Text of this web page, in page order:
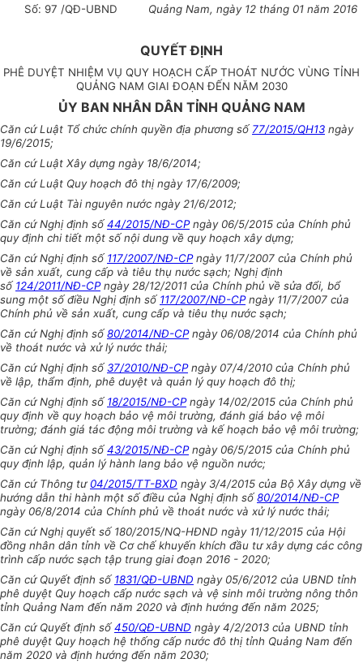
Số: 97 /QĐ-UBND
Quảng Nam, ngày 12 tháng 01 năm 2016
QUYẾT ĐỊNH
PHÊ DUYỆT NHIỆM VỤ QUY HOẠCH CẤP THOÁT NƯỚC VÙNG TỈNH
QUẢNG NAM GIAI ĐOẠN ĐẾN NĂM 2030
ỦY BAN NHÂN DÂN TỈNH QUẢNG NAM
Căn cứ Luật Tổ chức chính quyền địa phương số 77/2015/QH13 ngày
19/6/2015;
Căn cứ Luật Xây dựng ngày 18/6/2014;
Căn cứ Luật Quy hoạch đô thị ngày 17/6/2009;
Căn cứ Luật Tài nguyên nước ngày 21/6/2012;
Căn cứ Nghị định số44/2015/NĐ-CPngày 06/5/2015 của Chính phủ
quy định chi tiết một số nội dung về quy hoạch xây dựng;
Căn cứ Nghị định số 117/2007/NĐ-CPngày 11/7/2007 của Chính phủ
về sản xuất, cung cấp và tiêu thụ nước sạch; Nghị định
số 124/2011/NĐ-CPngày 28/12/2011 của Chính phủ về sửa đổi, bổ
sung một số điều Nghị định số 117/2007/NĐ-CPngày 11/7/2007 của
Chính phủ về sản xuất, cung cấp và tiêu thụ nước sạch;
Căn cứ Nghị định số80/2014/NĐ-CPngày 06/08/2014 của Chính phủ
về thoát nước và xử lý nước thải;
Căn cứ Nghị định số37/2010/NĐ-CPngày 07/4/2010 của Chính phủ
về lập, thẩm định, phê duyệt và quản lý quy hoạch đô thị;
Căn cứ Nghị định số 18/2015/NĐ-CPngày 14/02/2015 của Chính phủ
quy định về quy hoạch bảo vệ môi trường, đánh giá bảo vệ môi
trường; đánh giá tác động môi trường và kế hoạch bảo vệ môi trường;
Căn cứ Nghị định số43/2015/NĐ-CPngày 06/5/2015 của Chính phủ
quy định lập, quản lý hành lang bảo vệ nguồn nước;
Căn cứ Thông tư 04/2015/TT-BXD ngày 3/4/2015 của Bộ Xây dựng về
hướng dẫn thi hành một số điều của Nghị định số80/2014/NĐ-CP
ngày 06/8/2014 của Chính phủ về thoát nước và xử lý nước thải;
Căn cứ Nghị quyết số 180/2015/NQ-HĐND ngày 11/12/2015 của Hội
đồng nhân dân tỉnh về Cơ chế khuyến khích đầu tư xây dựng các công
trình cấp nước sạch tập trung giai đoạn 2016 - 2020;
Căn cứ Quyết định số 1831/QĐ-UBND ngày 05/6/2012 của UBND tỉnh
phê duyệt Quy hoạch cấp nước sạch và vệ sinh môi trường nông thôn
tỉnh Quảng Nam đến năm 2020 và định hướng đến năm 2025;
Căn cứ Quyết định số450/QĐ-UBND ngày 4/2/2013 của UBND tỉnh
phê duyệt Quy hoạch hệ thống cấp nước đô thị tỉnh Quảng Nam đến
năm 2020 và định hướng đến năm 2030;